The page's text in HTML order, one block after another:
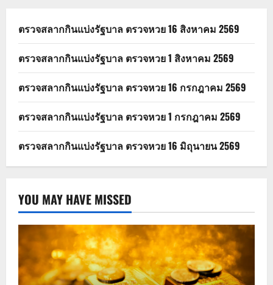
ตรวจสลากกินแบ่งรัฐบาล ตรวจหวย 16 สิงหาคม 2569
ตรวจสลากกินแบ่งรัฐบาล ตรวจหวย 1 สิงหาคม 2569
ตรวจสลากกินแบ่งรัฐบาล ตรวจหวย 16 กรกฎาคม 2569
ตรวจสลากกินแบ่งรัฐบาล ตรวจหวย 1 กรกฎาคม 2569
ตรวจสลากกินแบ่งรัฐบาล ตรวจหวย 16 มิถุนายน 2569
YOU MAY HAVE MISSED